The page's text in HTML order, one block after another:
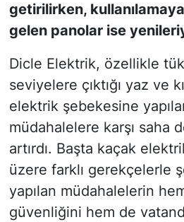
getirilirken,
gelen panolar ise
Dicle Elektrik, özellikle
seviyelere çıktığı yaz ve
elektrik şebekesine
müdahalelere karşı saha
artırdı. Başta kaçak
üzere farklı gerekçelerle
yapılan müdahalelerin
güvenliğini hem de